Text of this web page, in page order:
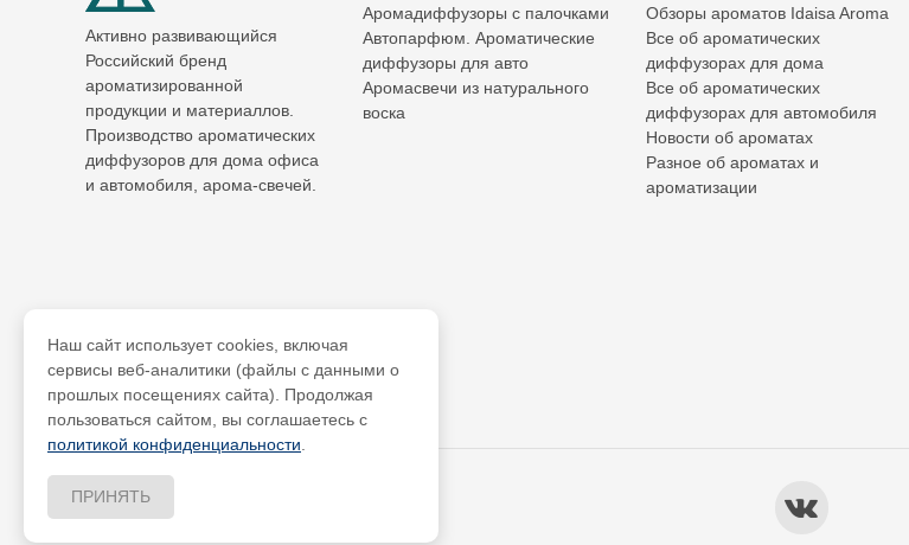
Активно развивающийся
Российский бренд
ароматизированной
продукции и материаллов.
Производство ароматических
диффузоров для дома офиса
и автомобиля, арома-свечей.
Аромадиффузоры с палочками
Автопарфюм. Ароматические
диффузоры для авто
Аромасвечи из натурального
воска
Обзоры ароматов Idaisa Aroma
Все об ароматических
диффузорах для дома
Все об ароматических
диффузорах для автомобиля
Новости об ароматах
Разное об ароматах и
ароматизации
Наш сайт использует cookies, включая
сервисы веб-аналитики (файлы с данными о
прошлых посещениях сайта). Продолжая
пользоваться сайтом, вы соглашаетесь с
политикой конфиденциальности
ПРИНЯТЬ